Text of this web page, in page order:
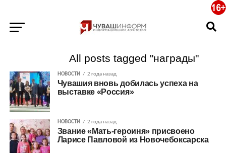
All posts tagged "награды"
НОВОСТИ 2 года назад
Чувашия вновь добилась успеха на
выставке «Россия»
НОВОСТИ 2 года назад
Звание «Мать-героиня» присвоено
Ларисе Павловой из Новочебоксарска